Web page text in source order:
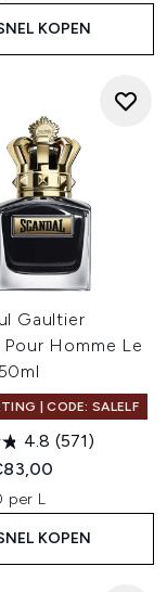
KOPEN
Gaultier
Pour Homme Le
| CODE: SALELF
4.8 (571)
Retail Price:
prijs:
per L
KOPEN